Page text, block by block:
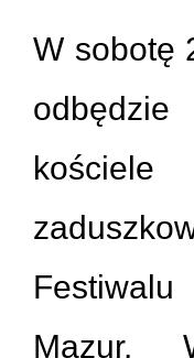
W sobotę
Mazur.